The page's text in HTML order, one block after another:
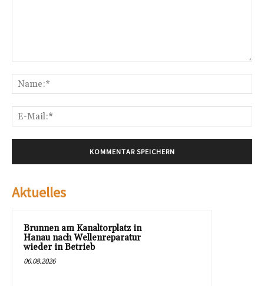
Aktuelles
Brunnen am Kanaltorplatz in
Hanau nach Wellenreparatur
wieder in Betrieb
06.08.2026